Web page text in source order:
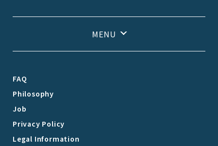
FAQ
Philosophy
Job
Privacy Policy
Legal Information